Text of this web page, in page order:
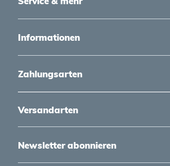
Informationen
Zahlungsarten
Versandarten
Newsletter abonnieren